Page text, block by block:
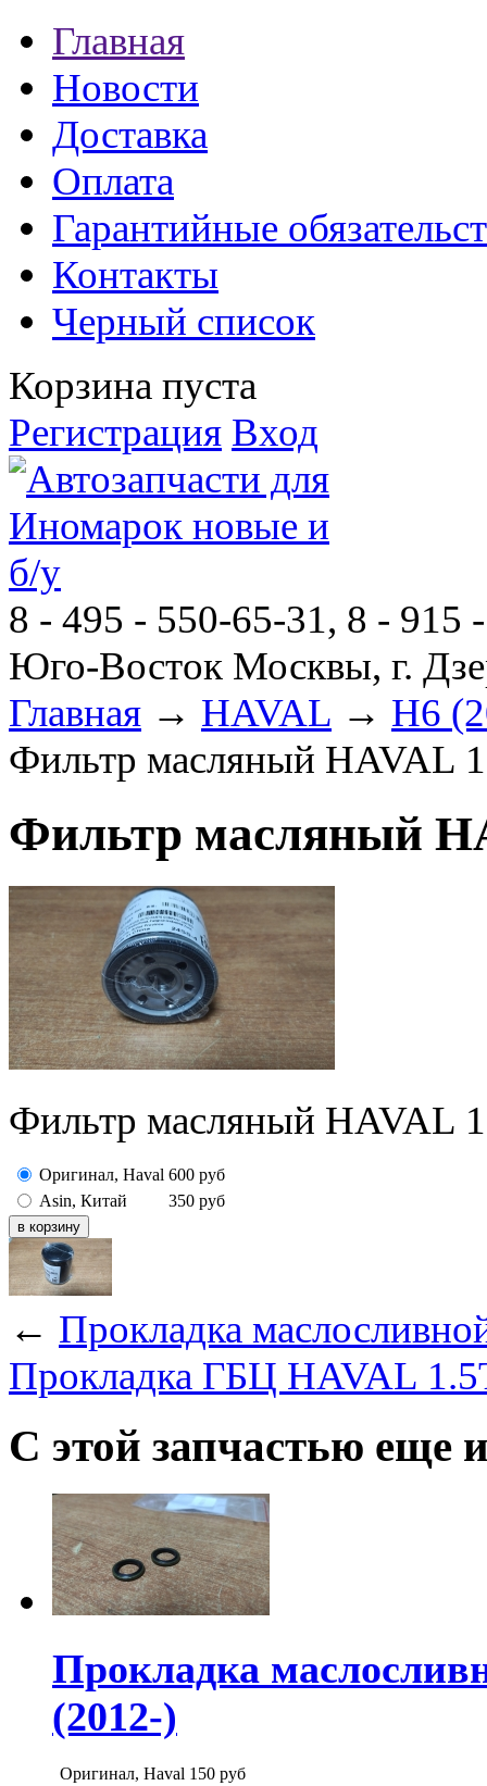
Главная
Новости
Доставка
Оплата
Гарантийные
Контакты
Черный список
Корзина пуста
Регистрация Вход
8 - 495 - 550-65-31, 8 - 915
Юго-Восток Москвы, г.
Главная → HAVAL → H6
Фильтр масляный HAVAL
Фильтр масляный
Фильтр масляный HAVAL
Оригинал, Haval 600 руб
Asin, Китай
350 руб
← Прокладка
Прокладка ГБЦ HAVAL
С этой запчастью еще
Прокладка
(2012-)
Оригинал, Haval 150 руб